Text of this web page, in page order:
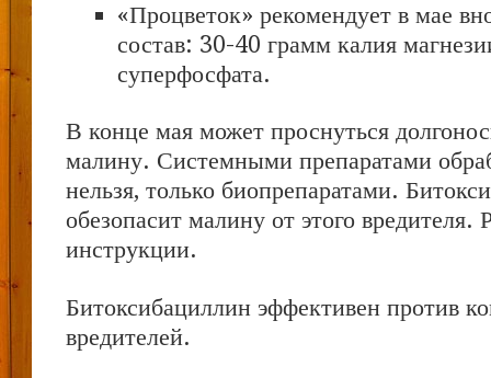
«Процветок» рекомендует в мае
состав: 30-40 грамм калия
суперфосфата.
В конце мая может проснуться
малину. Системными препаратами
нельзя, только биопрепаратами.
обезопасит малину от этого вредителя.
инструкции.
Битоксибациллин эффективен против
вредителей.